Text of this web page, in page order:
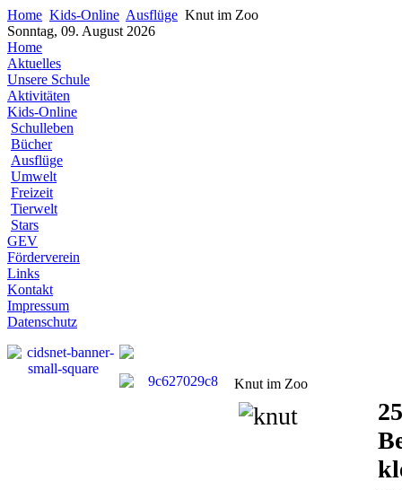
Home Kids-Online Ausflüge Knut im Zoo
Sonntag, 09. August 2026
Home
Aktuelles
Unsere Schule
Aktivitäten
Kids-Online
Schulleben
Bücher
Ausflüge
Umwelt
Freizeit
Tierwelt
Stars
GEV
Förderverein
Links
Kontakt
Impressum
Datenschutz
Knut im Zoo